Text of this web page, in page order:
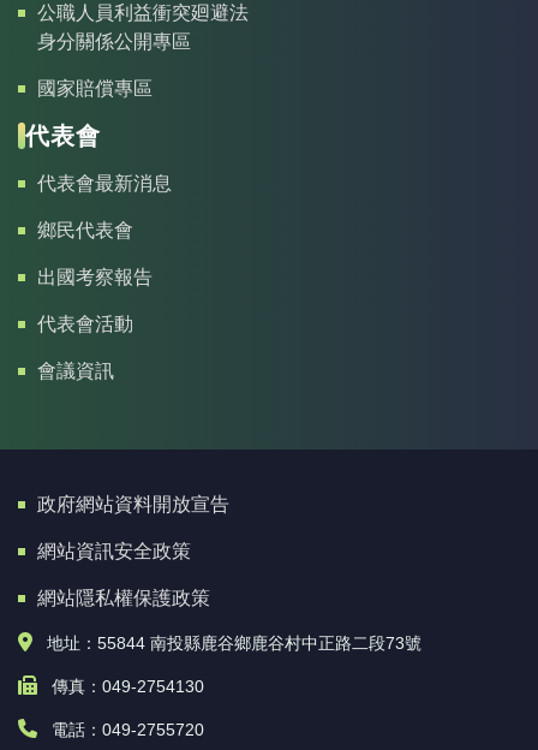
公職人員利益衝突廻避法
身分關係公開專區
國家賠償專區
代表會
代表會最新消息
鄉民代表會
出國考察報告
代表會活動
會議資訊
政府網站資料開放宣告
網站資訊安全政策
網站隱私權保護政策
地址：55844 南投縣鹿谷鄉鹿谷村中正路二段73號
傳真：049-2754130
電話：049-2755720